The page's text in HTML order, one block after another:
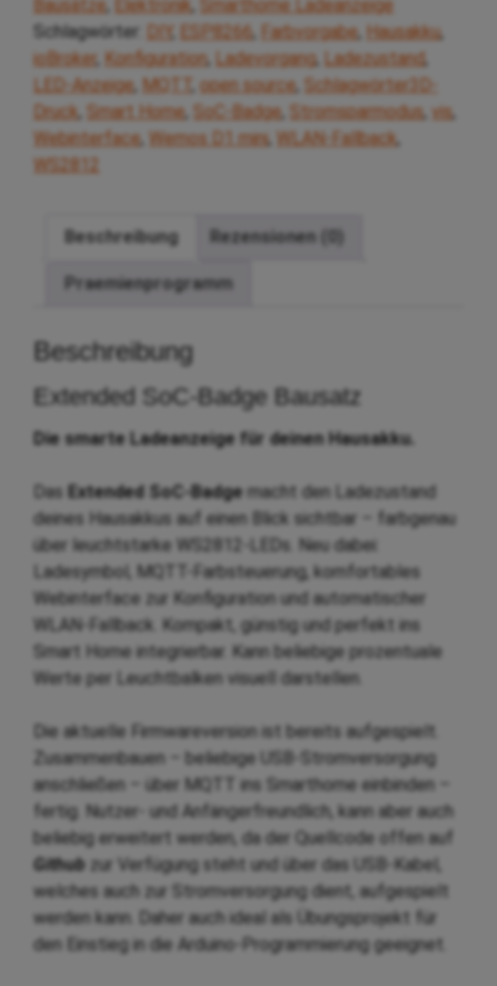
Smart
Home
Bausatz
mit
ESP8266
Menge
Bausätze, Elektronik, Smarthome Ladeanzeige
Schlagwörter:
DIY ESP8266, Farbvorgabe, Hausakku,
ioBroker, Konfiguration, Ladevorgang, Ladezustand,
LED-Anzeige, MQTT open source, Schlagwörter3D-
Druck, Smart Home, SoC-Badge, Stromsparmodus, vis,
Webinterface, Wemos D1 mini, WLAN-Fallback,
WS2812
Beschreibung Rezensionen (0)
Praemienprogramm
Beschreibung
Extended SoC-Badge Bausatz
Die smarte Ladeanzeige für deinen Hausakku.
Das Extended SoC-Badge macht den Ladezustand
deines Hausakkus auf einen Blick sichtbar – farbgenau
über leuchtstarke WS2812-LEDs. Neu dabei:
Ladesymbol, MQTT-Farbsteuerung, komfortables
Webinterface zur Konfiguration und automatischer
WLAN-Fallback. Kompakt, günstig und perfekt ins
Smart Home integrierbar. Kann beliebige prozentuale
Werte per Leuchtbalken visuell darstellen.
Die aktuelle Firmwareversion ist bereits aufgespielt.
Zusammenbauen – beliebige USB-Stromversorgung
anschließen – über MQTT ins Smarthome einbinden –
fertig. Nutzer- und Anfängerfreundlich, kann aber auch
beliebig erweitert werden, da der Quellcode offen auf
Github zur Verfügung steht und über das USB-Kabel,
welches auch zur Stromversorgung dient, aufgespielt
werden kann. Daher auch ideal als Übungsprojekt für
den Einstieg in die Arduino-Programmierung geeignet.